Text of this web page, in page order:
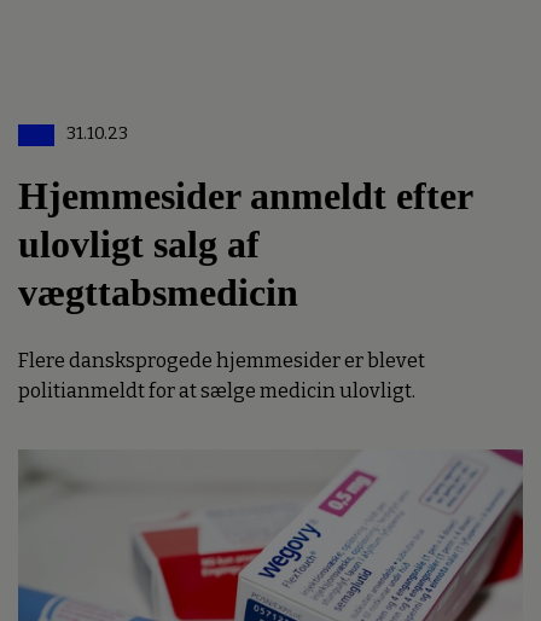
31.10.23
Hjemmesider anmeldt efter
ulovligt salg af
vægttabsmedicin
Flere dansksprogede hjemmesider er blevet
politianmeldt for at sælge medicin ulovligt.